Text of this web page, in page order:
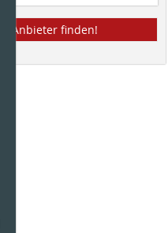
Anbieter finden!